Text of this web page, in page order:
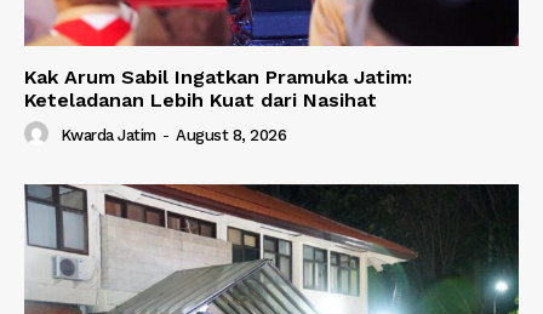
Kak Arum Sabil Ingatkan Pramuka Jatim:
Keteladanan Lebih Kuat dari Nasihat
Kwarda Jatim - August 8, 2026